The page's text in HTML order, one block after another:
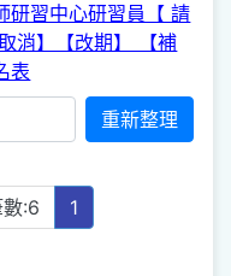
研習中心研習員【 請
消】【改期】 【補
表
:6 1